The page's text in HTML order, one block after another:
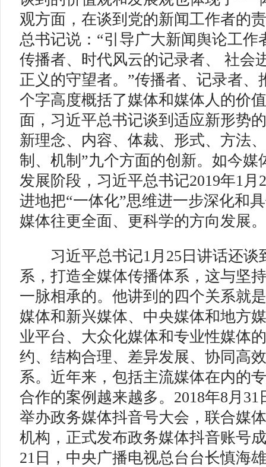
观方面，在谈到党的新闻工作者的
总书记说：“引导广大新闻舆论工作
传播者、时代风云的记录者、 社会
正义的守望者。”传播者、记录者、
个字高度概括了媒体和媒体人的价
面，习近平总书记谈到适应新形势
新理念、内容、体裁、形式、方法
制、机制”九个方面的创新。如今媒
发展阶段，习近平总书记2019年1月
进地把“一体化”思维进一步深化和
媒体往更全面、更科学的方向发展。
习近平总书记1月25日讲话还谈
系，打造全媒体传播体系，这与坚
一脉相承的。他讲到的四个关系就
媒体和新兴媒体、中央媒体和地方
业平台、大众化媒体和专业性媒体
约、结构合理、差异发展、协同高
系。近年来，包括主流媒体在内的
合作的案例越来越多。2018年8月
举办政务媒体抖音号大会，联合媒
机构，正式发布政务媒体抖音账号
21日，中央广播电视总台台长慎海